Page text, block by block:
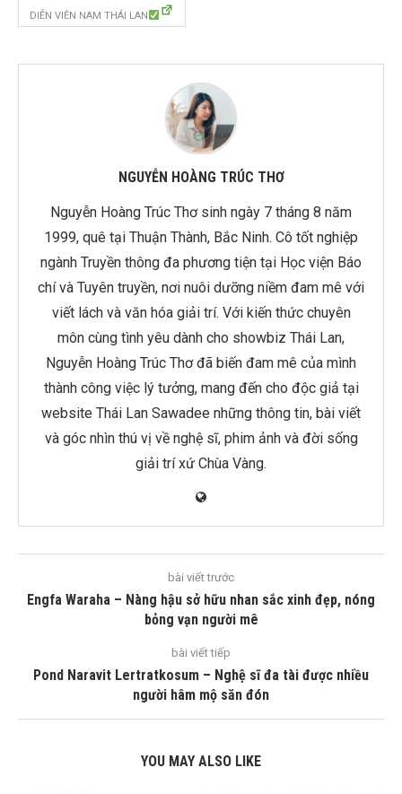
DIỄN VIÊN NAM THÁI LAN
NGUYỄN HOÀNG TRÚC THƠ
Nguyễn Hoàng Trúc Thơ sinh ngày 7 tháng 8 năm
1999, quê tại Thuận Thành, Bắc Ninh. Cô tốt nghiệp
ngành Truyền thông đa phương tiện tại Học viện Báo
chí và Tuyên truyền, nơi nuôi dưỡng niềm đam mê với
viết lách và văn hóa giải trí. Với kiến thức chuyên
môn cùng tình yêu dành cho showbiz Thái Lan,
Nguyễn Hoàng Trúc Thơ đã biến đam mê của mình
thành công việc lý tưởng, mang đến cho độc giả tại
website Thái Lan Sawadee những thông tin, bài viết
và góc nhìn thú vị về nghệ sĩ, phim ảnh và đời sống
giải trí xứ Chùa Vàng.
bài viết trước
Engfa Waraha – Nàng hậu sở hữu nhan sắc xinh đẹp, nóng
bỏng vạn người mê
bài viết tiếp
Pond Naravit Lertratkosum – Nghệ sĩ đa tài được nhiều
người hâm mộ săn đón
YOU MAY ALSO LIKE